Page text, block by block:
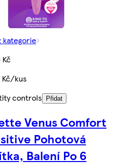
kategorie
Kč/kus
controls
Přidat
Venus Comfort
Pohotová
Balení Po 6